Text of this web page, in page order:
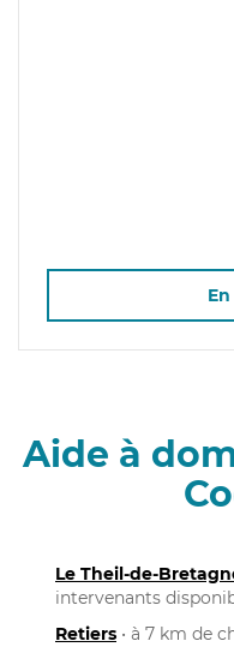
Aide à
Le Theil-de-
intervenants
Retiers • à 7 km de